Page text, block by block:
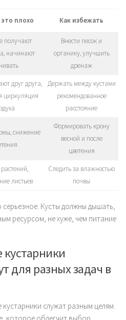
плохо Как избежать
получают
начинают
Внести песок и
органику, улучшить
дренаж
друг друга,
циркуляция
Держать между кустами
рекомендованное
расстояние
снижение
Формировать крону
весной и после
цветения
листьев
Следить за влажностью
почвы
Кусты должны дышать,
ресурсом, не хуже, чем питание
для разных задач в
служат разным целям.